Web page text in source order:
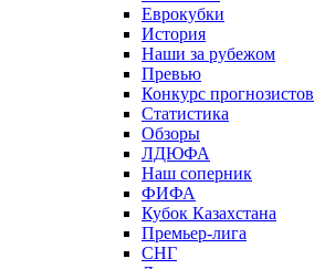
Еврокубки
История
Наши за рубежом
Превью
Конкурс прогнозистов
Статистика
Обзоры
ЛДЮФА
Наш соперник
ФИФА
Кубок Казахстана
Премьер-лига
СНГ